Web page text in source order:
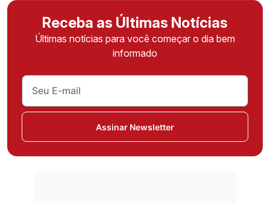
Receba as Últimas Notícias
Últimas notícias para você começar o dia bem
informado
Assinar Newsletter